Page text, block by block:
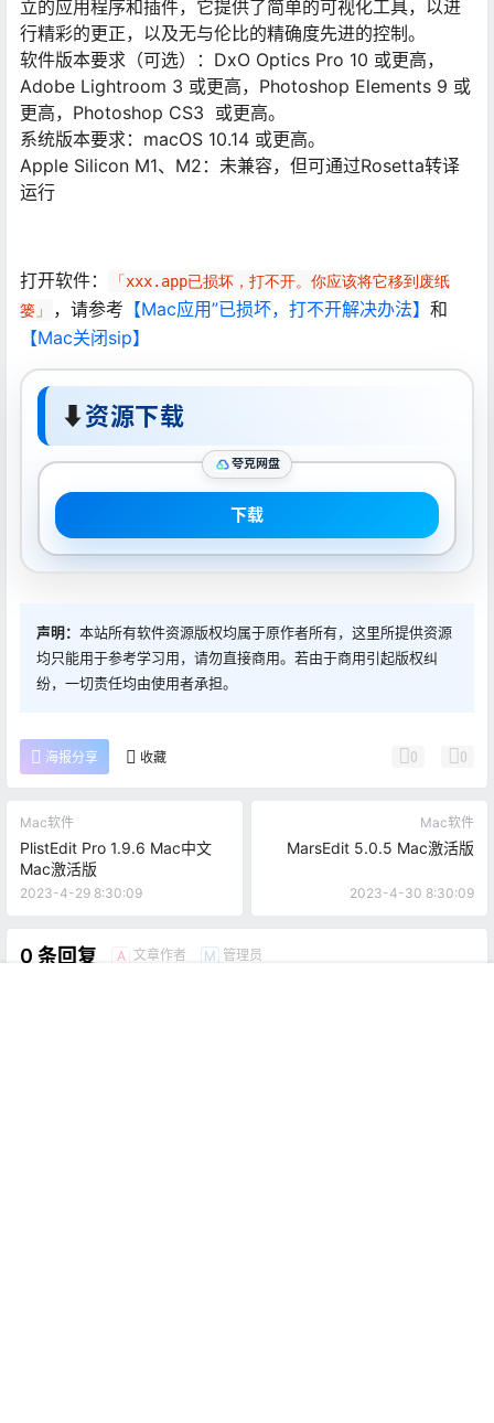
立的应用程序和插件，它提供了简单的可视化工具，以进
行精彩的更正，以及无与伦比的精确度先进的控制。
软件版本要求（可选）：DxO Optics Pro 10 或更高，
Adobe Lightroom 3 或更高，Photoshop Elements 9 或
更高，Photoshop CS3 或更高。
系统版本要求：macOS 10.14 或更高。
Apple Silicon M1、M2：未兼容，但可通过Rosetta转译
运行
打开软件：
「xxx.app已损坏，打不开。你应该将它移到废纸
篓」
，请参考 【Mac应用”已损坏，打不开解决办法】 和
【Mac关闭sip】
⬇资源下载
夸克网盘
下载
声明： 本站所有软件资源版权均属于原作者所有，这里所提供资源
均只能用于参考学习用，请勿直接商用。若由于商用引起版权纠
纷，一切责任均由使用者承担。
海报分享 收藏 0 0
Mac软件
PlistEdit Pro 1.9.6 Mac中文
Mac激活版
2023-4-29 8:30:09
Mac软件
MarsEdit 5.0.5 Mac激活版
2023-4-30 8:30:09
0 条回复 A 文章作者 M 管理员